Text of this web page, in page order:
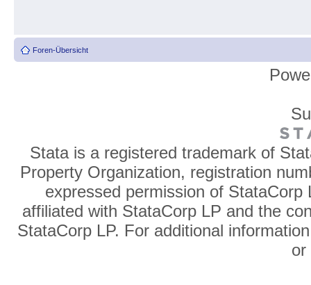
Foren-Übersicht
Stata is a registered trademark of
Property Organization, registration
expressed permission of
affiliated with StataCorp LP and the
StataCorp LP. For additional
or